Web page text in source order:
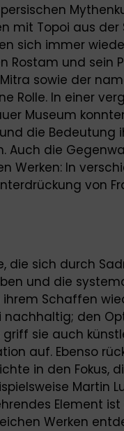
mit Topoi aus
sich immer
Rostam und sein
sowie der
Rolle. In einer
Museum
die Bedeutung
Auch die
Werken: In
von
die sich durch
und die
Schaffen
den
sie auch
auf. Ebenso
in den Fokus,
Martin
Element
Werken